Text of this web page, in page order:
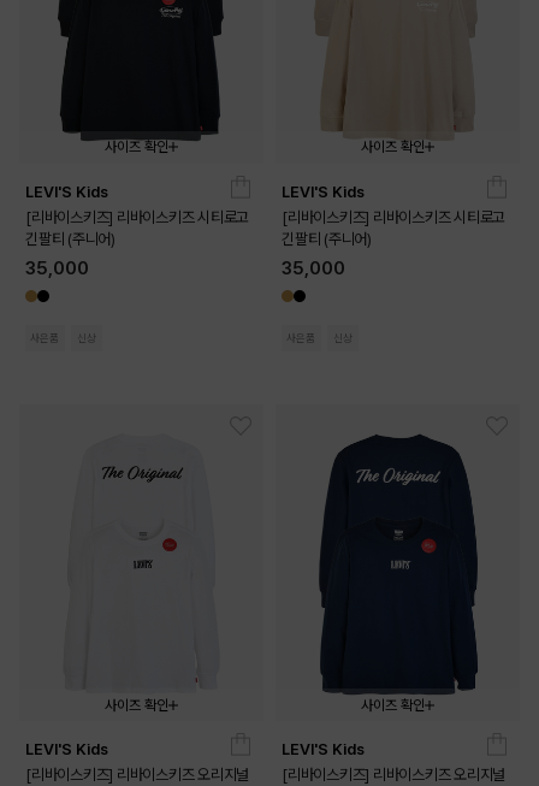
사이즈 확인
140
LEVI'S Kids
[리바이스키즈] 리바이스키즈 시티로고
긴팔티 (주니어)
35,000
사은품 신상
사이즈 확인
140
LEVI'S Kids
[리바이스키즈] 리바이스키즈 시티로고
긴팔티 (주니어)
35,000
사은품 신상
사이즈 확인
140
LEVI'S Kids
[리바이스키즈] 리바이스키즈 오리지널
사이즈 확인
140
LEVI'S Kids
[리바이스키즈] 리바이스키즈 오리지널